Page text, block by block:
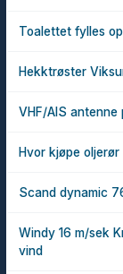
Toalettet fylles
Hekktrøster
VHF/AIS
Hvor kjøpe oljerør
Scand dynamic
Windy 16 m/sek
vind